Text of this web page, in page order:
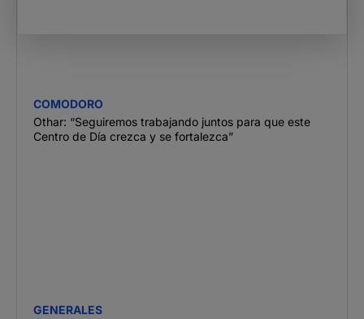
COMODORO
Othar: “Seguiremos trabajando juntos para que este
Centro de Día crezca y se fortalezca”
GENERALES